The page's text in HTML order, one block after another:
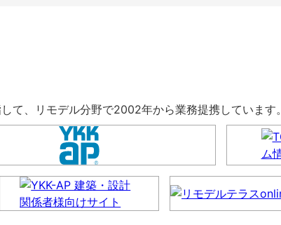
て、リモデル分野で2002年から業務提携しています。